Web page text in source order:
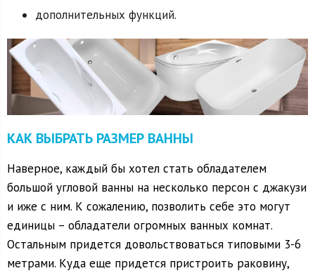
дополнительных функций.
КАК ВЫБРАТЬ РАЗМЕР ВАННЫ
Наверное, каждый бы хотел стать обладателем
большой угловой ванны на несколько персон с джакузи
и иже с ним. К сожалению, позволить себе это могут
единицы – обладатели огромных ванных комнат.
Остальным придется довольствоваться типовыми 3-6
метрами. Куда еще придется пристроить раковину,